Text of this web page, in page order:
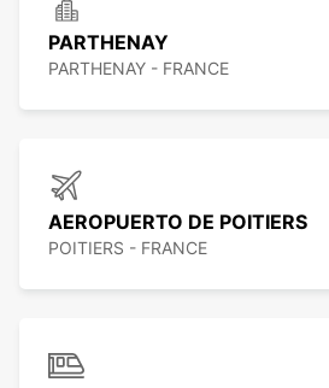
PARTHENAY
PARTHENAY - FRANCE
AEROPUERTO DE POITIERS
POITIERS - FRANCE